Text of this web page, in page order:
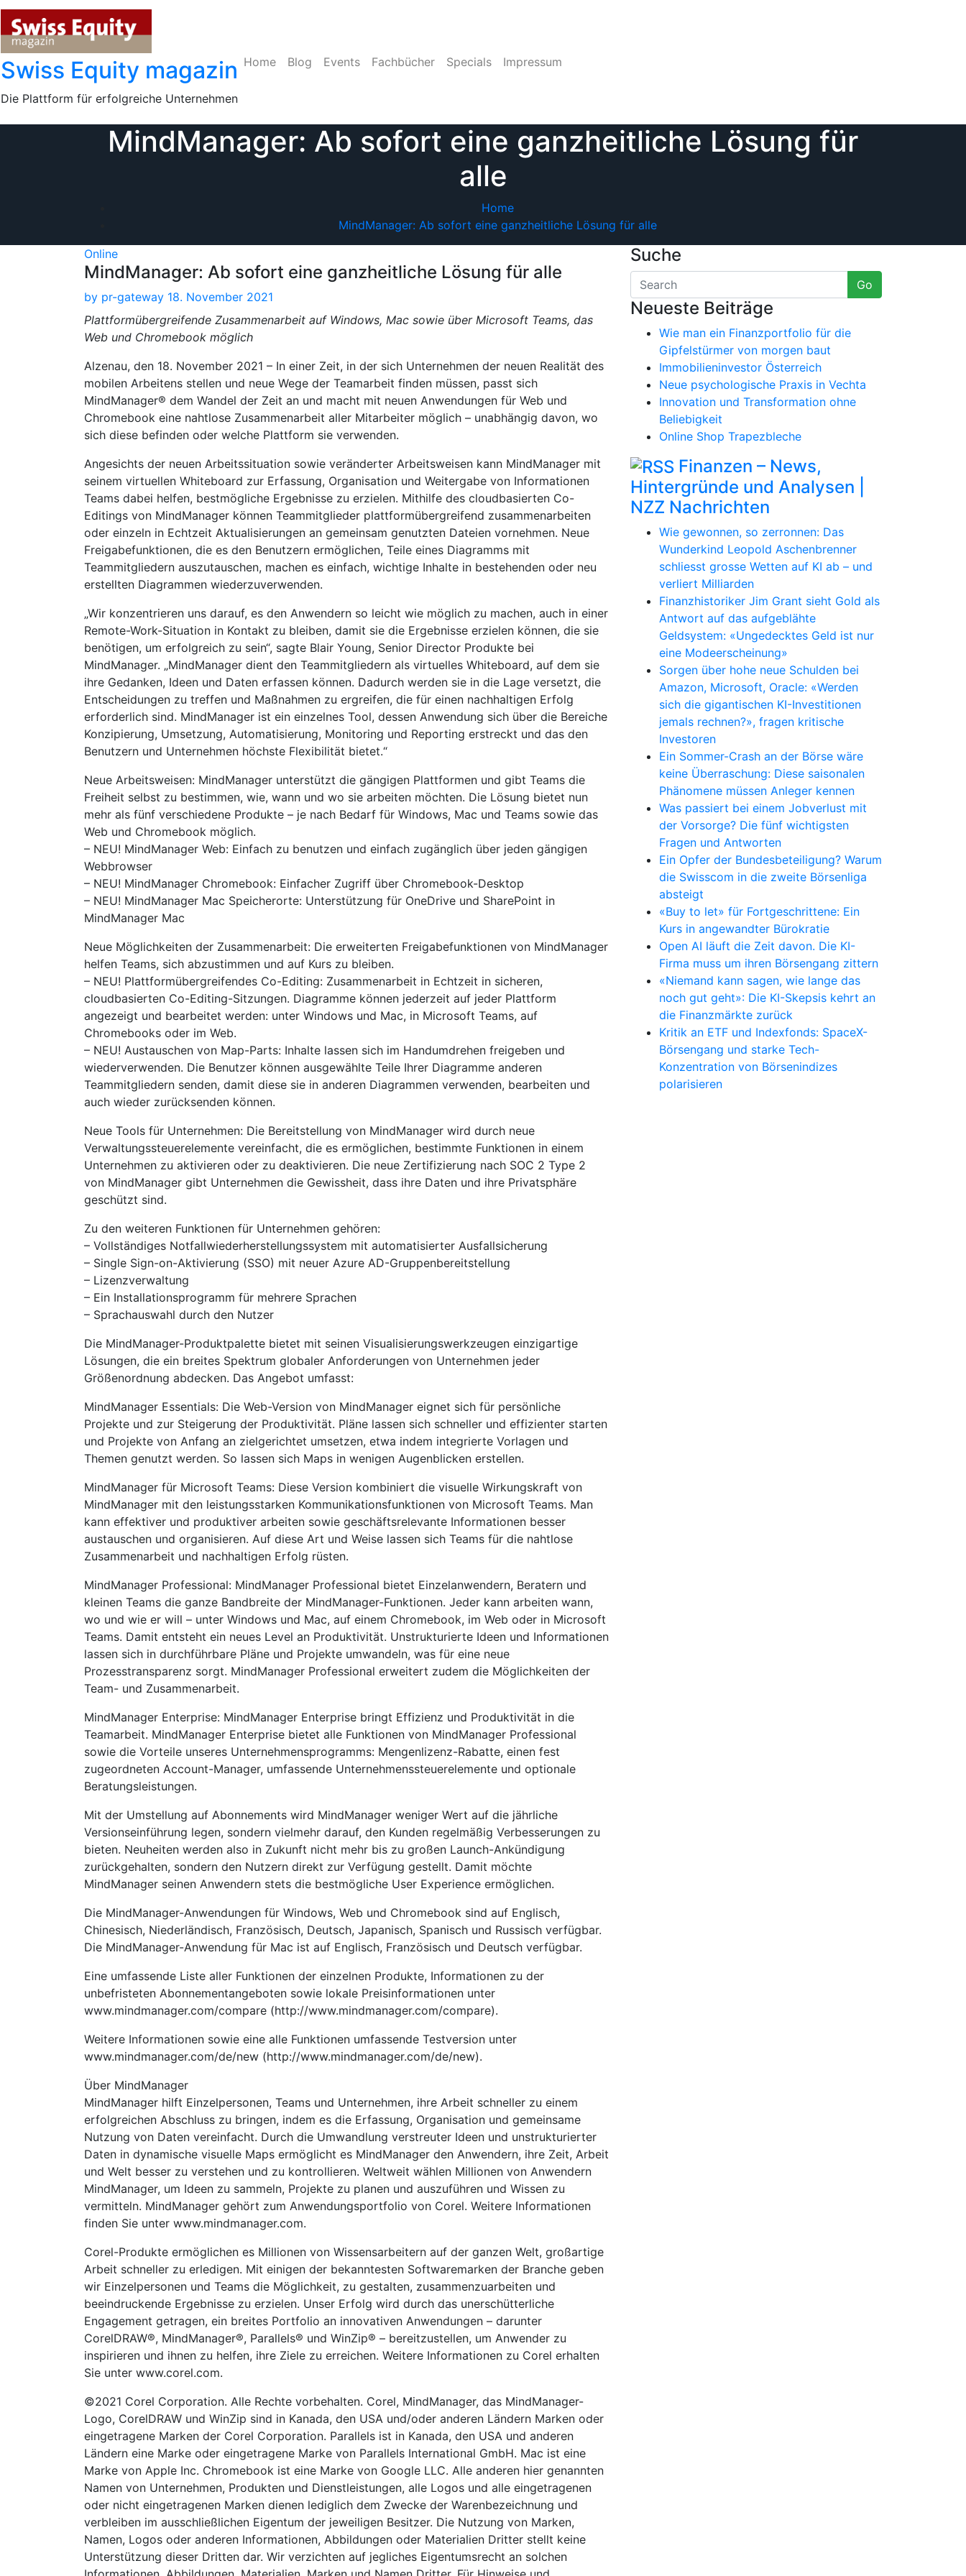
Skip
content
Swiss Equity magazin
Die Plattform für erfolgreiche Unternehmen
Home Blog Events Fachbücher Specials Impressum
MindManager: Ab sofort eine ganzheitliche Lösung für
alle
Home
MindManager: Ab sofort eine ganzheitliche Lösung für alle
Online
MindManager: Ab sofort eine ganzheitliche Lösung für alle
by pr-gateway 18. November 2021
Plattformübergreifende Zusammenarbeit auf Windows, Mac sowie über Microsoft Teams, das
Web und Chromebook möglich
Alzenau, den 18. November 2021 – In einer Zeit, in der sich Unternehmen der neuen Realität des
mobilen Arbeitens stellen und neue Wege der Teamarbeit finden müssen, passt sich
MindManager® dem Wandel der Zeit an und macht mit neuen Anwendungen für Web und
Chromebook eine nahtlose Zusammenarbeit aller Mitarbeiter möglich – unabhängig davon, wo
sich diese befinden oder welche Plattform sie verwenden.
Angesichts der neuen Arbeitssituation sowie veränderter Arbeitsweisen kann MindManager mit
seinem virtuellen Whiteboard zur Erfassung, Organisation und Weitergabe von Informationen
Teams dabei helfen, bestmögliche Ergebnisse zu erzielen. Mithilfe des cloudbasierten Co-
Editings von MindManager können Teammitglieder plattformübergreifend zusammenarbeiten
oder einzeln in Echtzeit Aktualisierungen an gemeinsam genutzten Dateien vornehmen. Neue
Freigabefunktionen, die es den Benutzern ermöglichen, Teile eines Diagramms mit
Teammitgliedern auszutauschen, machen es einfach, wichtige Inhalte in bestehenden oder neu
erstellten Diagrammen wiederzuverwenden.
„Wir konzentrieren uns darauf, es den Anwendern so leicht wie möglich zu machen, auch in einer
Remote-Work-Situation in Kontakt zu bleiben, damit sie die Ergebnisse erzielen können, die sie
benötigen, um erfolgreich zu sein“, sagte Blair Young, Senior Director Produkte bei
MindManager. „MindManager dient den Teammitgliedern als virtuelles Whiteboard, auf dem sie
ihre Gedanken, Ideen und Daten erfassen können. Dadurch werden sie in die Lage versetzt, die
Entscheidungen zu treffen und Maßnahmen zu ergreifen, die für einen nachhaltigen Erfolg
erforderlich sind. MindManager ist ein einzelnes Tool, dessen Anwendung sich über die Bereiche
Konzipierung, Umsetzung, Automatisierung, Monitoring und Reporting erstreckt und das den
Benutzern und Unternehmen höchste Flexibilität bietet.“
Neue Arbeitsweisen: MindManager unterstützt die gängigen Plattformen und gibt Teams die
Freiheit selbst zu bestimmen, wie, wann und wo sie arbeiten möchten. Die Lösung bietet nun
mehr als fünf verschiedene Produkte – je nach Bedarf für Windows, Mac und Teams sowie das
Web und Chromebook möglich.
– NEU! MindManager Web: Einfach zu benutzen und einfach zugänglich über jeden gängigen
Webbrowser
– NEU! MindManager Chromebook: Einfacher Zugriff über Chromebook-Desktop
– NEU! MindManager Mac Speicherorte: Unterstützung für OneDrive und SharePoint in
MindManager Mac
Neue Möglichkeiten der Zusammenarbeit: Die erweiterten Freigabefunktionen von MindManager
helfen Teams, sich abzustimmen und auf Kurs zu bleiben.
– NEU! Plattformübergreifendes Co-Editing: Zusammenarbeit in Echtzeit in sicheren,
cloudbasierten Co-Editing-Sitzungen. Diagramme können jederzeit auf jeder Plattform
angezeigt und bearbeitet werden: unter Windows und Mac, in Microsoft Teams, auf
Chromebooks oder im Web.
– NEU! Austauschen von Map-Parts: Inhalte lassen sich im Handumdrehen freigeben und
wiederverwenden. Die Benutzer können ausgewählte Teile Ihrer Diagramme anderen
Teammitgliedern senden, damit diese sie in anderen Diagrammen verwenden, bearbeiten und
auch wieder zurücksenden können.
Neue Tools für Unternehmen: Die Bereitstellung von MindManager wird durch neue
Verwaltungssteuerelemente vereinfacht, die es ermöglichen, bestimmte Funktionen in einem
Unternehmen zu aktivieren oder zu deaktivieren. Die neue Zertifizierung nach SOC 2 Type 2
von MindManager gibt Unternehmen die Gewissheit, dass ihre Daten und ihre Privatsphäre
geschützt sind.
Zu den weiteren Funktionen für Unternehmen gehören:
– Vollständiges Notfallwiederherstellungssystem mit automatisierter Ausfallsicherung
– Single Sign-on-Aktivierung (SSO) mit neuer Azure AD-Gruppenbereitstellung
– Lizenzverwaltung
– Ein Installationsprogramm für mehrere Sprachen
– Sprachauswahl durch den Nutzer
Die MindManager-Produktpalette bietet mit seinen Visualisierungswerkzeugen einzigartige
Lösungen, die ein breites Spektrum globaler Anforderungen von Unternehmen jeder
Größenordnung abdecken. Das Angebot umfasst:
MindManager Essentials: Die Web-Version von MindManager eignet sich für persönliche
Projekte und zur Steigerung der Produktivität. Pläne lassen sich schneller und effizienter starten
und Projekte von Anfang an zielgerichtet umsetzen, etwa indem integrierte Vorlagen und
Themen genutzt werden. So lassen sich Maps in wenigen Augenblicken erstellen.
MindManager für Microsoft Teams: Diese Version kombiniert die visuelle Wirkungskraft von
MindManager mit den leistungsstarken Kommunikationsfunktionen von Microsoft Teams. Man
kann effektiver und produktiver arbeiten sowie geschäftsrelevante Informationen besser
austauschen und organisieren. Auf diese Art und Weise lassen sich Teams für die nahtlose
Zusammenarbeit und nachhaltigen Erfolg rüsten.
MindManager Professional: MindManager Professional bietet Einzelanwendern, Beratern und
kleinen Teams die ganze Bandbreite der MindManager-Funktionen. Jeder kann arbeiten wann,
wo und wie er will – unter Windows und Mac, auf einem Chromebook, im Web oder in Microsoft
Teams. Damit entsteht ein neues Level an Produktivität. Unstrukturierte Ideen und Informationen
lassen sich in durchführbare Pläne und Projekte umwandeln, was für eine neue
Prozesstransparenz sorgt. MindManager Professional erweitert zudem die Möglichkeiten der
Team- und Zusammenarbeit.
MindManager Enterprise: MindManager Enterprise bringt Effizienz und Produktivität in die
Teamarbeit. MindManager Enterprise bietet alle Funktionen von MindManager Professional
sowie die Vorteile unseres Unternehmensprogramms: Mengenlizenz-Rabatte, einen fest
zugeordneten Account-Manager, umfassende Unternehmenssteuerelemente und optionale
Beratungsleistungen.
Mit der Umstellung auf Abonnements wird MindManager weniger Wert auf die jährliche
Versionseinführung legen, sondern vielmehr darauf, den Kunden regelmäßig Verbesserungen zu
bieten. Neuheiten werden also in Zukunft nicht mehr bis zu großen Launch-Ankündigung
zurückgehalten, sondern den Nutzern direkt zur Verfügung gestellt. Damit möchte
MindManager seinen Anwendern stets die bestmögliche User Experience ermöglichen.
Die MindManager-Anwendungen für Windows, Web und Chromebook sind auf Englisch,
Chinesisch, Niederländisch, Französisch, Deutsch, Japanisch, Spanisch und Russisch verfügbar.
Die MindManager-Anwendung für Mac ist auf Englisch, Französisch und Deutsch verfügbar.
Eine umfassende Liste aller Funktionen der einzelnen Produkte, Informationen zu der
unbefristeten Abonnementangeboten sowie lokale Preisinformationen unter
www.mindmanager.com/compare (http://www.mindmanager.com/compare).
Weitere Informationen sowie eine alle Funktionen umfassende Testversion unter
www.mindmanager.com/de/new (http://www.mindmanager.com/de/new).
Über MindManager
MindManager hilft Einzelpersonen, Teams und Unternehmen, ihre Arbeit schneller zu einem
erfolgreichen Abschluss zu bringen, indem es die Erfassung, Organisation und gemeinsame
Nutzung von Daten vereinfacht. Durch die Umwandlung verstreuter Ideen und unstrukturierter
Daten in dynamische visuelle Maps ermöglicht es MindManager den Anwendern, ihre Zeit, Arbeit
und Welt besser zu verstehen und zu kontrollieren. Weltweit wählen Millionen von Anwendern
MindManager, um Ideen zu sammeln, Projekte zu planen und auszuführen und Wissen zu
vermitteln. MindManager gehört zum Anwendungsportfolio von Corel. Weitere Informationen
finden Sie unter www.mindmanager.com.
Corel-Produkte ermöglichen es Millionen von Wissensarbeitern auf der ganzen Welt, großartige
Arbeit schneller zu erledigen. Mit einigen der bekanntesten Softwaremarken der Branche geben
wir Einzelpersonen und Teams die Möglichkeit, zu gestalten, zusammenzuarbeiten und
beeindruckende Ergebnisse zu erzielen. Unser Erfolg wird durch das unerschütterliche
Engagement getragen, ein breites Portfolio an innovativen Anwendungen – darunter
CorelDRAW®, MindManager®, Parallels® und WinZip® – bereitzustellen, um Anwender zu
inspirieren und ihnen zu helfen, ihre Ziele zu erreichen. Weitere Informationen zu Corel erhalten
Sie unter www.corel.com.
©2021 Corel Corporation. Alle Rechte vorbehalten. Corel, MindManager, das MindManager-
Logo, CorelDRAW und WinZip sind in Kanada, den USA und/oder anderen Ländern Marken oder
eingetragene Marken der Corel Corporation. Parallels ist in Kanada, den USA und anderen
Ländern eine Marke oder eingetragene Marke von Parallels International GmbH. Mac ist eine
Marke von Apple Inc. Chromebook ist eine Marke von Google LLC. Alle anderen hier genannten
Namen von Unternehmen, Produkten und Dienstleistungen, alle Logos und alle eingetragenen
oder nicht eingetragenen Marken dienen lediglich dem Zwecke der Warenbezeichnung und
verbleiben im ausschließlichen Eigentum der jeweiligen Besitzer. Die Nutzung von Marken,
Namen, Logos oder anderen Informationen, Abbildungen oder Materialien Dritter stellt keine
Unterstützung dieser Dritten dar. Wir verzichten auf jegliches Eigentumsrecht an solchen
Suche
Go
Neueste Beiträge
Wie man ein Finanzportfolio für die
Gipfelstürmer von morgen baut
Immobilieninvestor Österreich
Neue psychologische Praxis in Vechta
Innovation und Transformation ohne
Beliebigkeit
Online Shop Trapezbleche
Finanzen – News,
Hintergründe und Analysen |
NZZ Nachrichten
Wie gewonnen, so zerronnen: Das
Wunderkind Leopold Aschenbrenner
schliesst grosse Wetten auf KI ab – und
verliert Milliarden
Finanzhistoriker Jim Grant sieht Gold als
Antwort auf das aufgeblähte
Geldsystem: «Ungedecktes Geld ist nur
eine Modeerscheinung»
Sorgen über hohe neue Schulden bei
Amazon, Microsoft, Oracle: «Werden
sich die gigantischen KI-Investitionen
jemals rechnen?», fragen kritische
Investoren
Ein Sommer-Crash an der Börse wäre
keine Überraschung: Diese saisonalen
Phänomene müssen Anleger kennen
Was passiert bei einem Jobverlust mit
der Vorsorge? Die fünf wichtigsten
Fragen und Antworten
Ein Opfer der Bundesbeteiligung? Warum
die Swisscom in die zweite Börsenliga
absteigt
«Buy to let» für Fortgeschrittene: Ein
Kurs in angewandter Bürokratie
Open AI läuft die Zeit davon. Die KI-
Firma muss um ihren Börsengang zittern
«Niemand kann sagen, wie lange das
noch gut geht»: Die KI-Skepsis kehrt an
die Finanzmärkte zurück
Kritik an ETF und Indexfonds: SpaceX-
Börsengang und starke Tech-
Konzentration von Börsenindizes
polarisieren